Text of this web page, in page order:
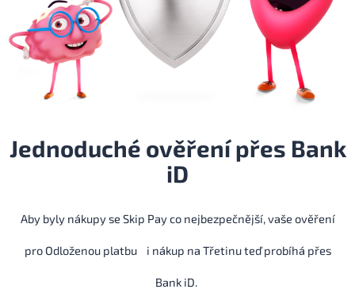
Jednoduché ověření přes Bank
iD
Aby byly nákupy se Skip Pay co nejbezpečnější, vaše ověření
pro Odloženou platbu i nákup na Třetinu teď probíhá přes
Bank iD.